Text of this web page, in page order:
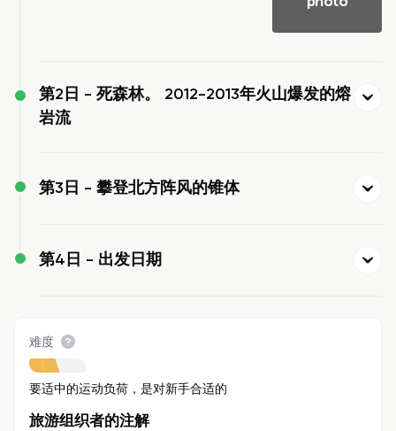
第2日 - 死森林。 2012-2013年火山爆发的熔
岩流
第3日 - 攀登北方阵风的锥体
第4日 - 出发日期
难度
要适中的运动负荷，是对新手合适的
旅游组织者的注解